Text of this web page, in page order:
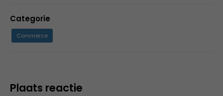
Categorie
Commerce
Plaats reactie